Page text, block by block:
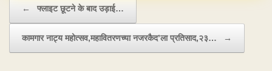
← फ्लाइट छूटने के बाद उड़ाई…
कामगार नाट्य महोत्सव,महावितरणच्या नजरकैद’ला प्रतिसाद,२३… →